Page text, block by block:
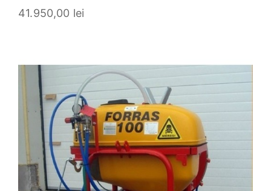
41.950,00 lei